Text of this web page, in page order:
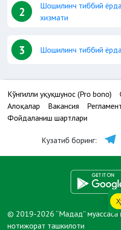
2
Шошилинч тиббий
хизмати
3 Шошилинч тиббий
Кўнгилли ҳуқуқшунос (Pro bono)
Алоқалар
Вакансия
Фойдаланиш шартлари
Кузатиб боринг:
© 2019-2026 “Мадад” муассаса
нотижорат ташкилоти